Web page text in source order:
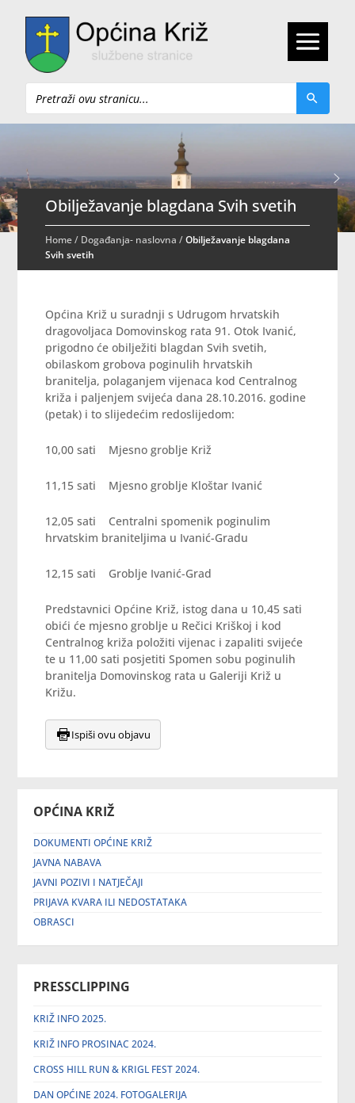
Pretraži
OPĆINA KRIŽ
DOKUMENTI OPĆINE KRIŽ
JAVNA NABAVA
JAVNI POZIVI I NATJEČAJI
PRIJAVA KVARA ILI NEDOSTATAKA
OBRASCI
PRESSCLIPPING
KRIŽ INFO 2025.
KRIŽ INFO PROSINAC 2024.
CROSS HILL RUN & KRIGL FEST 2024.
DAN OPĆINE 2024. FOTOGALERIJA
Obilježavanje blagdana Svih svetih
Home/ Događanja- naslovna /Obilježavanje blagdana
Svih svetih
Općina Križ u suradnji s Udrugom hrvatskih
dragovoljaca Domovinskog rata 91. Otok Ivanić,
prigodno će obilježiti blagdan Svih svetih,
obilaskom grobova poginulih hrvatskih
branitelja, polaganjem vijenaca kod Centralnog
križa i paljenjem svijeća dana 28.10.2016. godine
(petak) i to slijedećim redoslijedom:
10,00 sati Mjesno groblje Križ
11,15 sati Mjesno groblje Kloštar Ivanić
12,05 sati Centralni spomenik poginulim
hrvatskim braniteljima u Ivanić-Gradu
12,15 sati Groblje Ivanić-Grad
Predstavnici Općine Križ, istog dana u 10,45 sati
obići će mjesno groblje u Rečici Kriškoj i kod
Centralnog križa položiti vijenac i zapaliti svijeće
te u 11,00 sati posjetiti Spomen sobu poginulih
branitelja Domovinskog rata u Galeriji Križ u
Križu.
Ispiši ovu objavu